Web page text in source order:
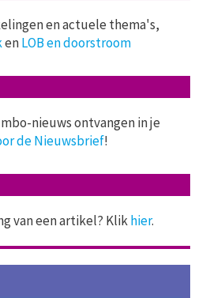
en actuele thema's,
enLOB en doorstroom
nieuws ontvangen in je
de Nieuwsbrief!
van een artikel? Klikhier.